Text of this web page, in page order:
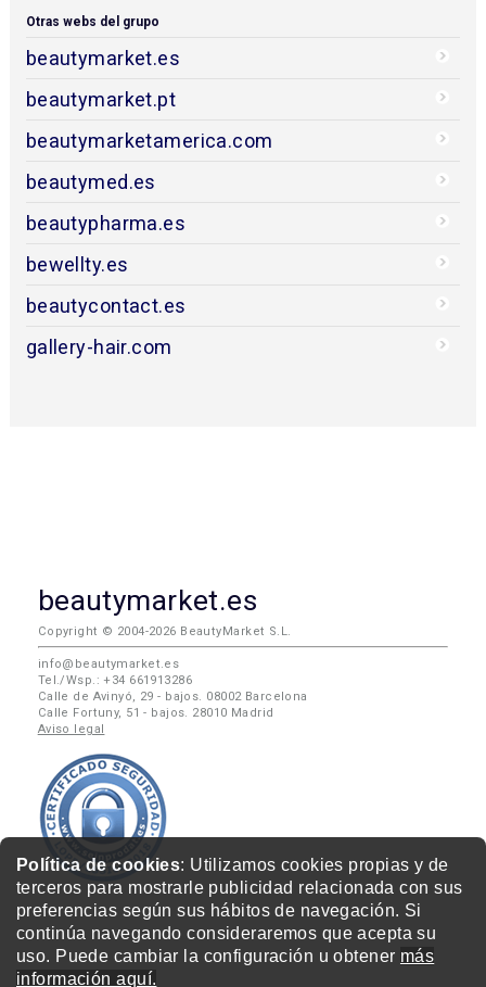
Política de cookies: Utilizamos cookies propias y de
terceros para mostrarle publicidad relacionada con sus
preferencias según sus hábitos de navegación. Si
continúa navegando consideraremos que acepta su
uso. Puede cambiar la configuración u obtener más
información aquí.
Otras webs del grupo
beautymarket.es
beautymarket.pt
beautymarketamerica.com
beautymed.es
beautypharma.es
bewellty.es
beautycontact.es
gallery-hair.com
beautymarket.es
Copyright © 2004-2026 BeautyMarket S.L.
info@beautymarket.es
Tel./Wsp.: +34 661913286
Calle de Avinyó, 29 - bajos. 08002 Barcelona
Calle Fortuny, 51 - bajos. 28010 Madrid
Aviso legal